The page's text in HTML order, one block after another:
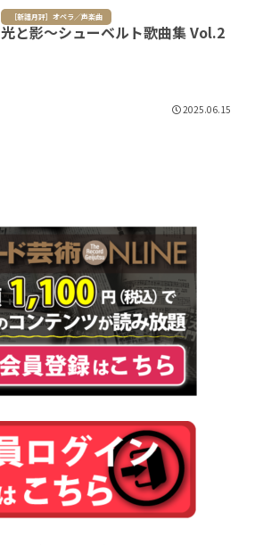
［新譜月評］オペラ／声楽曲
光と影～シューベルト歌曲集 Vol.2
2025.06.15